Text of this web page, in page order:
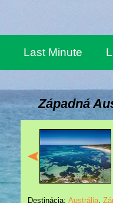
Last Minute
Západná
Destinácia: Austrália,